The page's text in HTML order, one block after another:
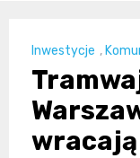
Inwestycje ,
wracają